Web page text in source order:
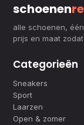
schoenen
alle schoenen,
prijs en maat
Categorieën
Sneakers
Sport
Laarzen
Open & zomer